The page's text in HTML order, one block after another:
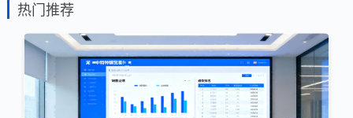
热门推荐